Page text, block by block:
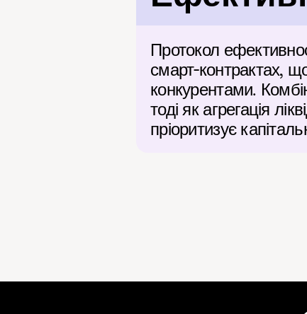
Протокол
смарт-контрактах,
конкурентами.
тоді як агрегація
пріоритизує